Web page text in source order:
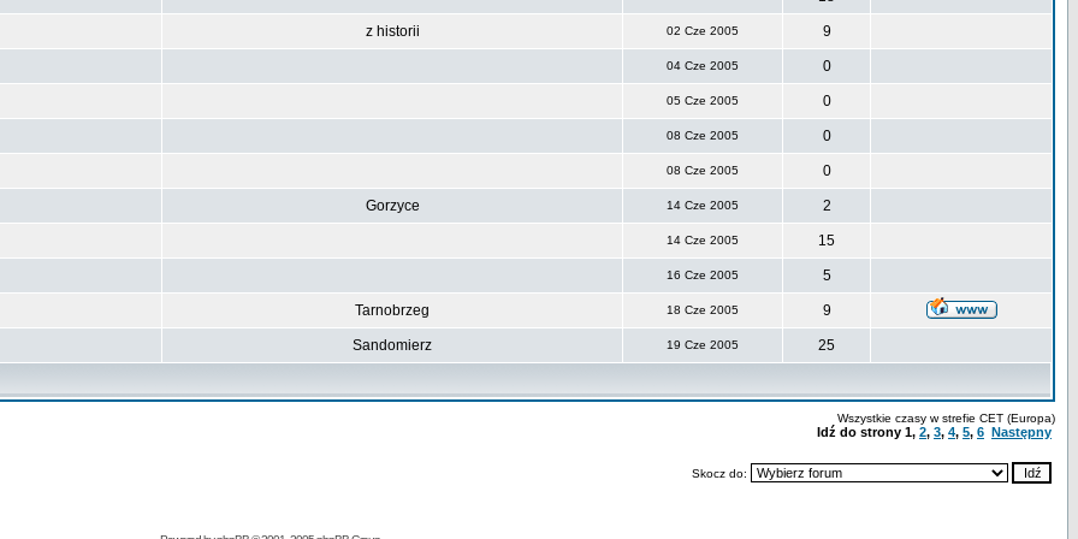
z historii 02 Cze 2005 9
04 Cze 2005 0
05 Cze 2005 0
08 Cze 2005 0
08 Cze 2005 0
Gorzyce 14 Cze 2005 2
14 Cze 2005 15
16 Cze 2005 5
Tarnobrzeg 18 Cze 2005 9
Sandomierz 19 Cze 2005 25
Wszystkie czasy w strefie CET (Europa)
Idź do strony 1, 2, 3, 4, 5, 6 Następny
Skocz do: